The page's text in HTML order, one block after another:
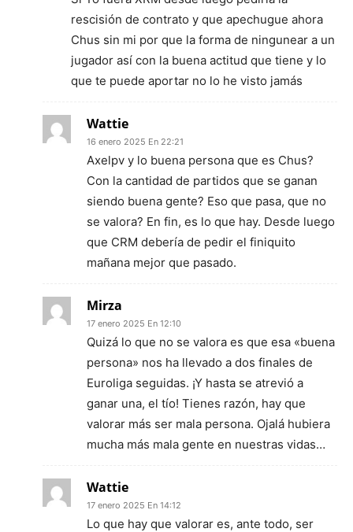
rescisión de contrato y que apechugue ahora
Chus sin mi por que la forma de ningunear a un
jugador así con la buena actitud que tiene y lo
que te puede aportar no lo he visto jamás
Wattie
16 enero 2025 En 22:21
Axelpv y lo buena persona que es Chus?
Con la cantidad de partidos que se ganan
siendo buena gente? Eso que pasa, que no
se valora? En fin, es lo que hay. Desde luego
que CRM debería de pedir el finiquito
mañana mejor que pasado.
Mirza
17 enero 2025 En 12:10
Quizá lo que no se valora es que esa «buena
persona» nos ha llevado a dos finales de
Euroliga seguidas. ¡Y hasta se atrevió a
ganar una, el tío! Tienes razón, hay que
valorar más ser mala persona. Ojalá hubiera
mucha más mala gente en nuestras vidas…
Wattie
17 enero 2025 En 14:12
Lo que hay que valorar es, ante todo, ser